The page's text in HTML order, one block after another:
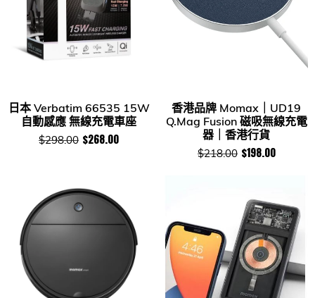
日本 Verbatim 66535 15W
自動感應 無線充電車座
$298.00 $268.00
香港品牌 Momax｜UD19
Q.Mag Fusion 磁吸無線充電
器｜香港行貨
$218.00 $198.00